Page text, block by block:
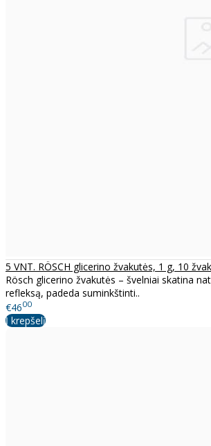
5 VNT. RÖSCH glicerino žvakutės, 1 g, 10
Rösch glicerino žvakutės – švelniai skatina
refleksą, padeda suminkštinti..
€4600
Į krepšelį